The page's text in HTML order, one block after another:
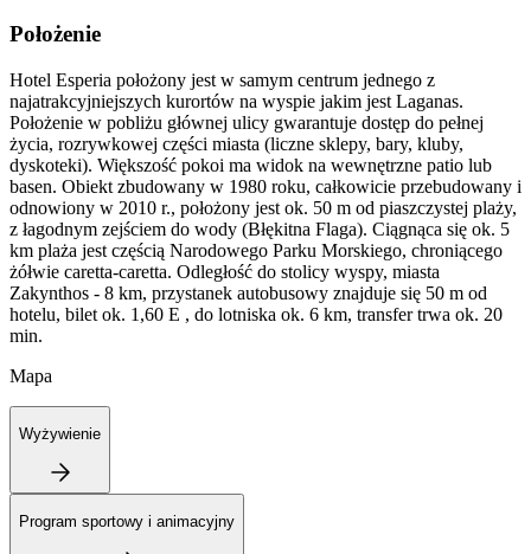
Położenie
Hotel Esperia położony jest w samym centrum jednego z
najatrakcyjniejszych kurortów na wyspie jakim jest Laganas.
Położenie w pobliżu głównej ulicy gwarantuje dostęp do pełnej
życia, rozrywkowej części miasta (liczne sklepy, bary, kluby,
dyskoteki). Większość pokoi ma widok na wewnętrzne patio lub
basen. Obiekt zbudowany w 1980 roku, całkowicie przebudowany i
odnowiony w 2010 r., położony jest ok. 50 m od piaszczystej plaży,
z łagodnym zejściem do wody (Błękitna Flaga). Ciągnąca się ok. 5
km plaża jest częścią Narodowego Parku Morskiego, chroniącego
żółwie caretta-caretta. Odległość do stolicy wyspy, miasta
Zakynthos - 8 km, przystanek autobusowy znajduje się 50 m od
hotelu, bilet ok. 1,60 E , do lotniska ok. 6 km, transfer trwa ok. 20
min.
Mapa
Wyżywienie
Program sportowy i animacyjny